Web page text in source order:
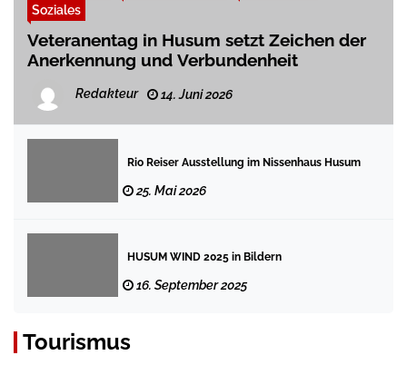
Soziales
Veteranentag in Husum setzt Zeichen der
Anerkennung und Verbundenheit
Redakteur 14. Juni 2026
Rio Reiser Ausstellung im Nissenhaus Husum
25. Mai 2026
HUSUM WIND 2025 in Bildern
16. September 2025
Tourismus